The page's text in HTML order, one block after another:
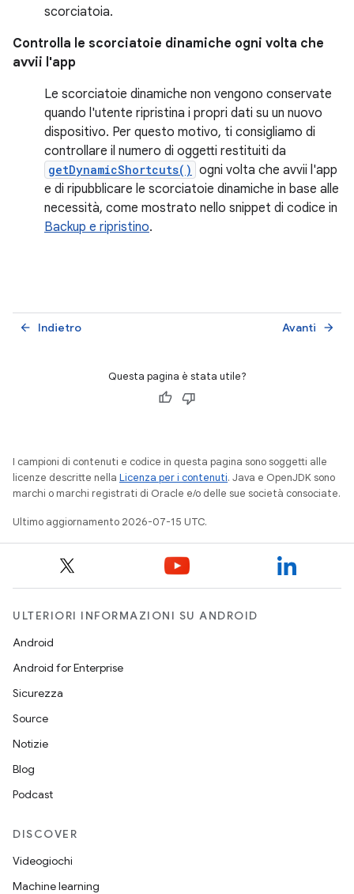
scorciatoia.
Controlla le scorciatoie dinamiche ogni volta che
avvii l'app
Le scorciatoie dinamiche non vengono conservate
quando l'utente ripristina i propri dati su un nuovo
dispositivo. Per questo motivo, ti consigliamo di
controllare il numero di oggetti restituiti da
getDynamicShortcuts() ogni volta che avvii l'app
e di ripubblicare le scorciatoie dinamiche in base alle
necessità, come mostrato nello snippet di codice in
Backup e ripristino.
Indietro
arrow_back Avanti arrow_forward
Questa pagina è stata utile?
I campioni di contenuti e codice in questa pagina sono soggetti alle
licenze descritte nella Licenza per i contenuti. Java e OpenJDK sono
marchi o marchi registrati di Oracle e/o delle sue società consociate.
Ultimo aggiornamento 2026-07-15 UTC.
ULTERIORI INFORMAZIONI SU ANDROID
Android
Android for Enterprise
Sicurezza
Source
Notizie
Blog
Podcast
DISCOVER
Videogiochi
Machine learning